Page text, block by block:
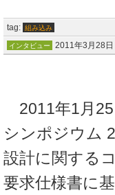
tag: 組み込み
インタビュー 2011年3月28日
2011年1月25
シンポジウム
設計に関する
要求仕様書に